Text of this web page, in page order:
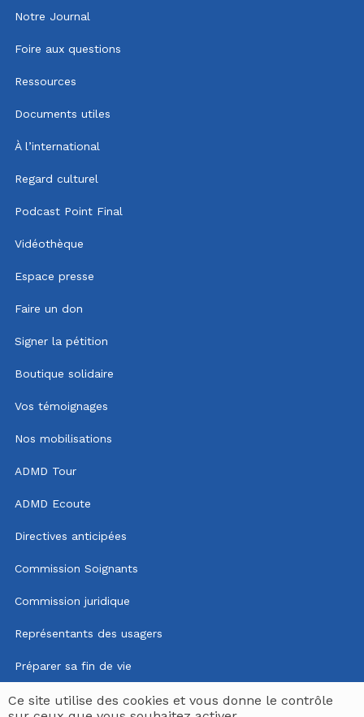
Notre Journal
Foire aux questions
Ressources
Documents utiles
À l’international
Regard culturel
Podcast Point Final
Vidéothèque
Espace presse
Faire un don
Signer la pétition
Boutique solidaire
Vos témoignages
Nos mobilisations
ADMD Tour
ADMD Ecoute
Directives anticipées
Commission Soignants
Commission juridique
Représentants des usagers
Préparer sa fin de vie
Mentions légales
Ce site utilise des cookies et vous donne le contrôle